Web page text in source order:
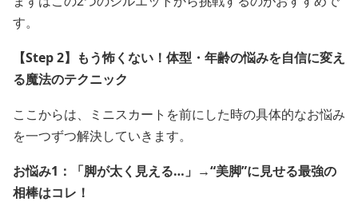
す。
【Step 2】もう怖くない！体型・年齢の悩みを自信に変え
る魔法のテクニック
ここからは、ミニスカートを前にした時の具体的なお悩み
を一つずつ解決していきます。
お悩み1：「脚が太く見える…」→“美脚”に見せる最強の
相棒はコレ！